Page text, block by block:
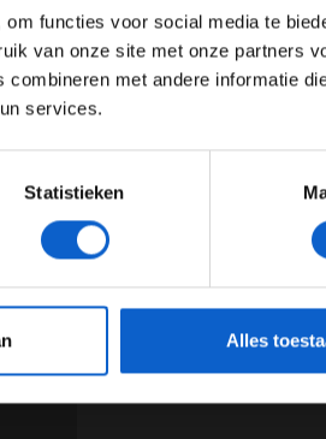
functies voor social media te
van onze site met onze partners
met andere informatie
services.
Statistieken
Alles
(18+)
(24+)
JAAR OF OUDER
gegevensgebruik en -bescherming.